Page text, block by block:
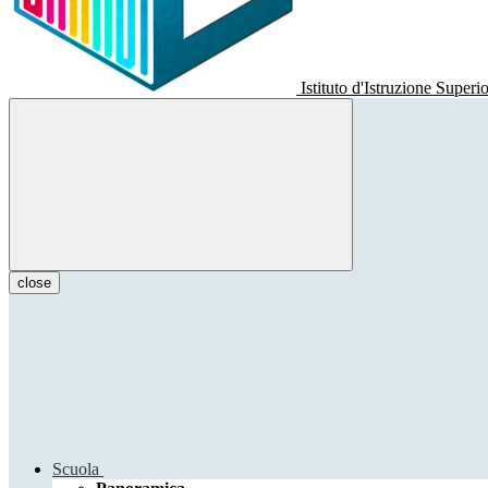
Istituto d'Istruzione
close
Scuola